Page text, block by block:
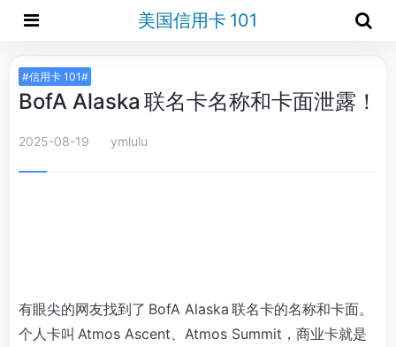
美国信用卡 101
#信用卡 101#
BofA Alaska 联名卡名称和卡面泄露！
2025-08-19 ymlulu
有眼尖的网友找到了 BofA Alaska 联名卡的名称和卡面。
个人卡叫 Atmos Ascent、Atmos Summit，商业卡就是